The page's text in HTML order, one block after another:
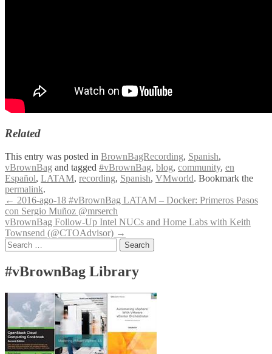
Related
This entry was posted in BrownBagRecording, Spanish,
vBrownBag and tagged #vBrownBag, blog, community, en
Español, LATAM, recording, Spanish, VMworld. Bookmark the
permalink.
Post
navigation
← 2016-ago-18 #vBrownBag LATAM – Docker: Primeros Pasos
con Sergio Muñoz @mrserch
vBrownBag Follow-Up Intel NUCs and Home Labs with Keith
Townsend (@CTOAdvisor) →
Search
for:
#vBrownBag Library